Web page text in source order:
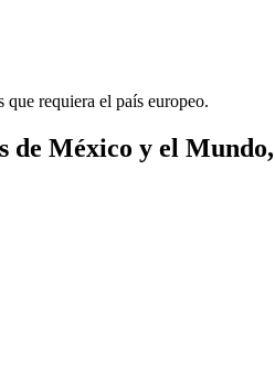
requiera el país europeo.
de México y el